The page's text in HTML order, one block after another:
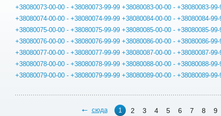
+38080073-00-00 - +38080073-99-99
+38080074-00-00 - +38080074-99-99
+38080075-00-00 - +38080075-99-99
+38080076-00-00 - +38080076-99-99
+38080077-00-00 - +38080077-99-99
+38080078-00-00 - +38080078-99-99
+38080079-00-00 - +38080079-99-99
+38080083-00-00 - +38080083-99-
+38080084-00-00 - +38080084-99-
+38080085-00-00 - +38080085-99-
+38080086-00-00 - +38080086-99-
+38080087-00-00 - +38080087-99-
+38080088-00-00 - +38080088-99-
+38080089-00-00 - +38080089-99-
сюда 1 2 3 4 5 6 7 8 9